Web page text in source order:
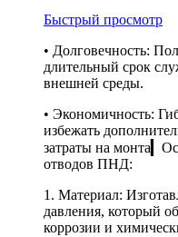
Быстрый просмотр
• Долговечность:
длительный срок
внешней среды.
• Экономичность:
избежать
затраты на
отводов ПНД:
1. Материал:
давления, который
коррозии и